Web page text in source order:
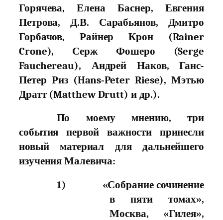
Горячева, Елена Баснер, Евгения
Петрова, Д.В. Сарабьянов, Дмитро
Горбачов, Райнер Крон (Rainer
Crone), Серж Фошеро (Serge
Fauchereau), Андрей Наков, Ганс-
Петер Риз (Hans-Peter Riese), Мэтью
Дратт (Matthew Drutt) и др.).
По моему мнению, три
события первой важности принесли
новый материал для дальнейшего
изучения Малевича:
1)
«Собрание сочинение
в пяти томах»,
Москва, «Гилея»,